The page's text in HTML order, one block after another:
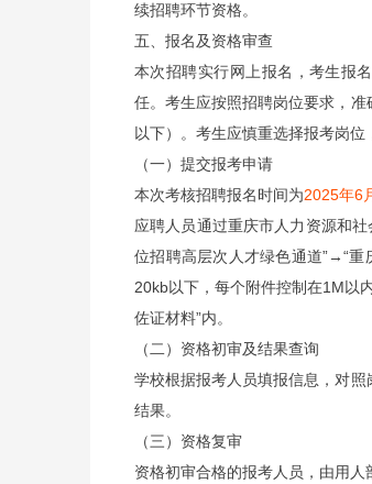
续招聘环节资格。
五、报名及资格审查
本次招聘实行网上报名，考生报
任。考生应按照招聘岗位要求，
以下）。考生应慎重选择报考岗位
（一）提交报考申请
本次考核招聘报名时间为2025年6
应聘人员通过重庆市人力资源和
位招聘高层次人才绿色通道”→“重
20kb以下，每个附件控制在1M以
佐证材料”内。
（二）资格初审及结果查询
学校根据报考人员填报信息，对
结果。
（三）资格复审
资格初审合格的报考人员，由用人